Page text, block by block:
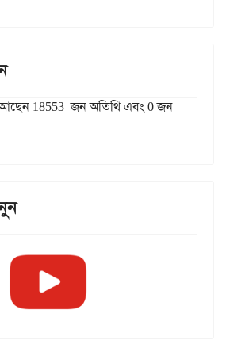
18553 জন অতিথি এবং 0 জন